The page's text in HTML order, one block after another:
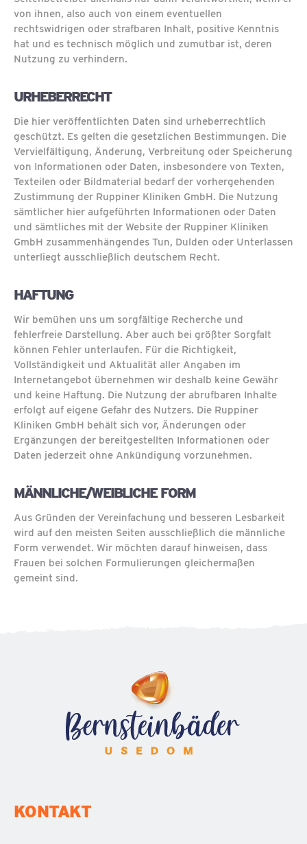
von ihnen, also auch von einem eventuellen
rechtswidrigen oder strafbaren Inhalt, positive Kenntnis
hat und es technisch möglich und zumutbar ist, deren
Nutzung zu verhindern.
URHEBERRECHT
Die hier veröffentlichten Daten sind urheberrechtlich
geschützt. Es gelten die gesetzlichen Bestimmungen. Die
Vervielfältigung, Änderung, Verbreitung oder Speicherung
von Informationen oder Daten, insbesondere von Texten,
Texteilen oder Bildmaterial bedarf der vorhergehenden
Zustimmung der Ruppiner Kliniken GmbH. Die Nutzung
sämtlicher hier aufgeführten Informationen oder Daten
und sämtliches mit der Website der Ruppiner Kliniken
GmbH zusammenhängendes Tun, Dulden oder Unterlassen
unterliegt ausschließlich deutschem Recht.
HAFTUNG
Wir bemühen uns um sorgfältige Recherche und
fehlerfreie Darstellung. Aber auch bei größter Sorgfalt
können Fehler unterlaufen. Für die Richtigkeit,
Vollständigkeit und Aktualität aller Angaben im
Internetangebot übernehmen wir deshalb keine Gewähr
und keine Haftung. Die Nutzung der abrufbaren Inhalte
erfolgt auf eigene Gefahr des Nutzers. Die Ruppiner
Kliniken GmbH behält sich vor, Änderungen oder
Ergänzungen der bereitgestellten Informationen oder
Daten jederzeit ohne Ankündigung vorzunehmen.
MÄNNLICHE/WEIBLICHE FORM
Aus Gründen der Vereinfachung und besseren Lesbarkeit
wird auf den meisten Seiten ausschließlich die männliche
Form verwendet. Wir möchten darauf hinweisen, dass
Frauen bei solchen Formulierungen gleichermaßen
gemeint sind.
KONTAKT